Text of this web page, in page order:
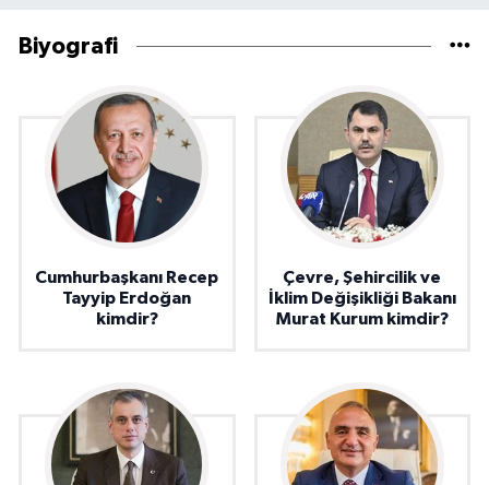
Biyografi
Cumhurbaşkanı Recep
Tayyip Erdoğan
kimdir?
Çevre, Şehircilik ve
İklim Değişikliği Bakanı
Murat Kurum kimdir?